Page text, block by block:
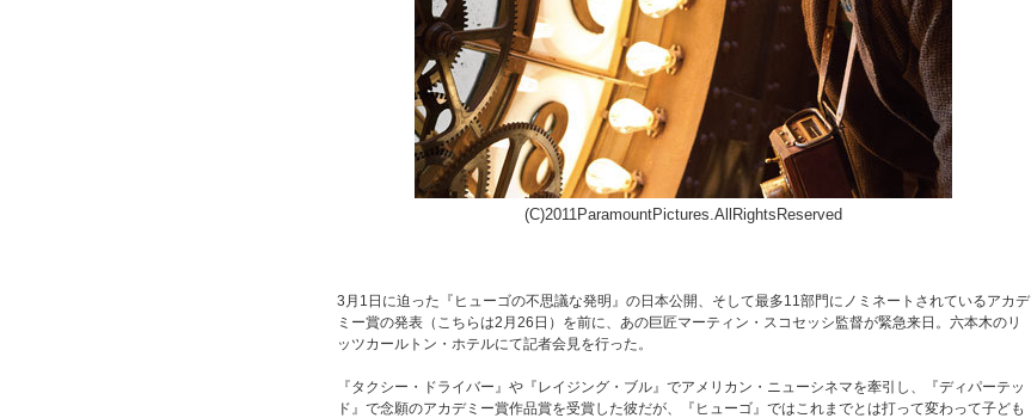
(C)2011ParamountPictures.AllRightsReserved
3月1日に迫った『ヒューゴの不思議な発明』の日本公開、そして最多11部門にノミネートされているアカデ
ミー賞の発表（こちらは2月26日）を前に、あの巨匠マーティン・スコセッシ監督が緊急来日。六本木のリ
ッツカールトン・ホテルにて記者会見を行った。
『タクシー・ドライバー』や『レイジング・ブル』でアメリカン・ニューシネマを牽引し、『ディパーテッ
ド』で念願のアカデミー賞作品賞を受賞した彼だが、『ヒューゴ』ではこれまでとは打って変わって子ども